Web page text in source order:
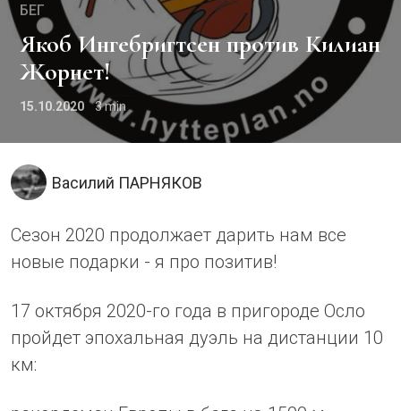
БЕГ
Якоб Ингебригтсен против Килиан
Жорнет!
15.10.2020 3
Василий ПАРНЯКОВ
Сезон 2020 продолжает дарить нам все
новые подарки - я про позитив!
17 октября 2020-го года в пригороде Осло
пройдет эпохальная дуэль на дистанции 10
км: